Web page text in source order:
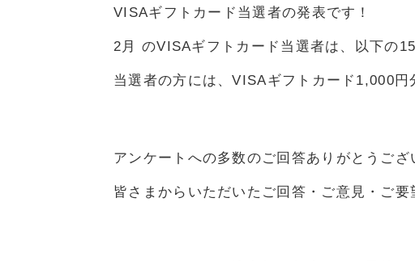
VISAギフトカード当選者の発表です！
2月 のVISAギフトカード当選者は、以下の15
当選者の方には、VISAギフトカード1,000円
アンケートへの多数のご回答ありがとうござ
皆さまからいただいたご回答・ご意見・ご